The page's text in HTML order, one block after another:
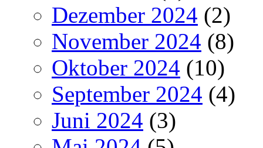
Dezember 2024 (2)
November 2024 (8)
Oktober 2024 (10)
September 2024 (4)
Juni 2024 (3)